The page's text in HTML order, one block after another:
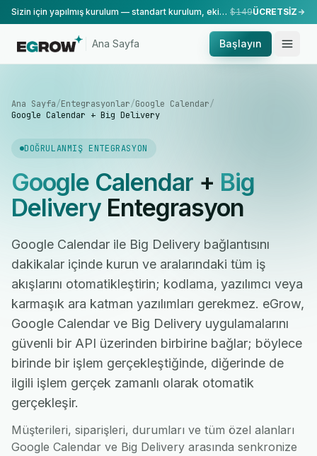
Sizin için yapılmış kurulum — standart kurulum, ekibimiz tarafından yapılır. $149ÜCRETSİZ
Ana Sayfa Başlayın
Ana Sayfa/Entegrasyonlar/Google Calendar/
Google Calendar + Big Delivery
DOĞRULANMIŞ ENTEGRASYON
Google Calendar+ Big
DeliveryEntegrasyon
Google Calendar ile Big Delivery bağlantısını
dakikalar içinde kurun ve aralarındaki tüm iş
akışlarını otomatikleştirin; kodlama, yazılımcı veya
karmaşık ara katman yazılımları gerekmez. eGrow,
Google Calendar ve Big Delivery uygulamalarını
güvenli bir API üzerinden birbirine bağlar; böylece
birinde bir işlem gerçekleştiğinde, diğerinde de
ilgili işlem gerçek zamanlı olarak otomatik
gerçekleşir.
Müşterileri, siparişleri, durumları ve tüm özel alanları
Google Calendar ve Big Delivery arasında senkronize